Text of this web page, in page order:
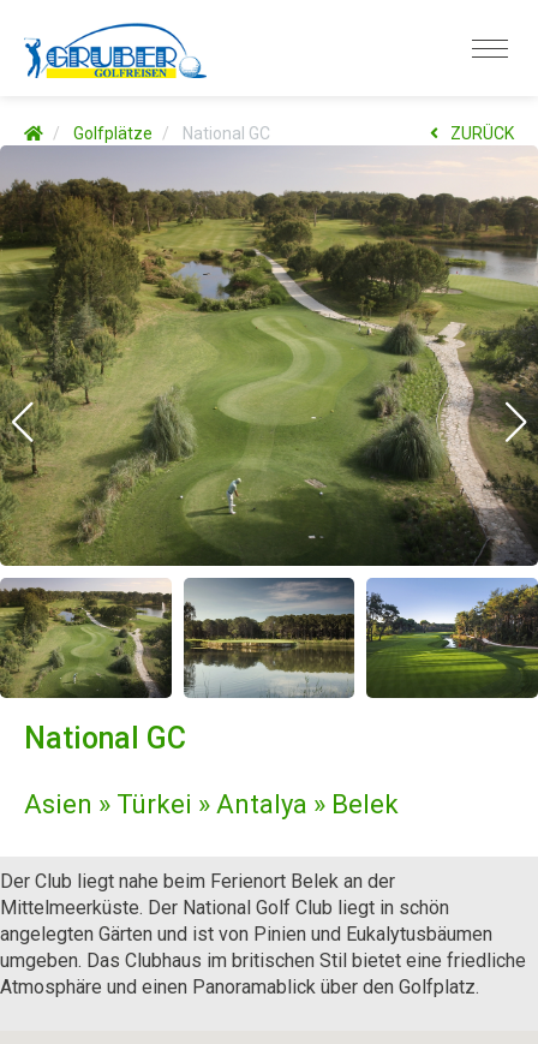
Golfplätze National GC ZURÜCK
National GC
Asien » Türkei » Antalya » Belek
Der Club liegt nahe beim Ferienort Belek an der
Mittelmeerküste. Der National Golf Club liegt in schön
angelegten Gärten und ist von Pinien und Eukalytusbäumen
umgeben. Das Clubhaus im britischen Stil bietet eine friedliche
Atmosphäre und einen Panoramablick über den Golfplatz.